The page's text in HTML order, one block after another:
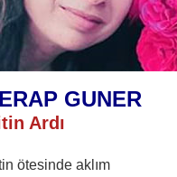
GUNER
Ardı
ötesinde aklım